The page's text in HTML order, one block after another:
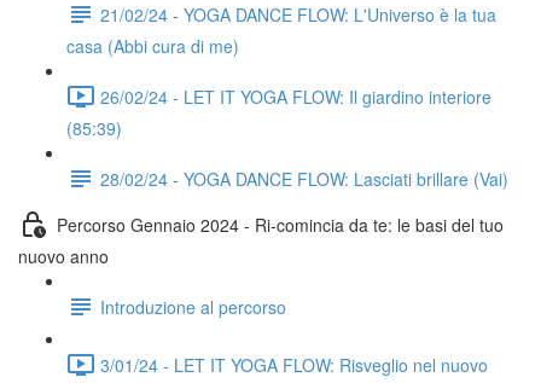
21/02/24 - YOGA DANCE FLOW: L'Universo è la tua
casa (Abbi cura di me)
26/02/24 - LET IT YOGA FLOW: Il giardino interiore
(85:39)
28/02/24 - YOGA DANCE FLOW: Lasciati brillare (Vai)
Percorso Gennaio 2024 - Ri-comincia da te: le basi del tuo
nuovo anno
Introduzione al percorso
3/01/24 - LET IT YOGA FLOW: Risveglio nel nuovo